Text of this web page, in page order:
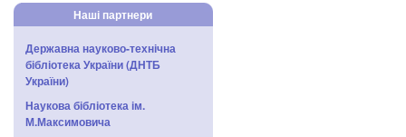
Наші партнери
Державна науково-технічна
бібліотека України (ДНТБ
України)
Наукова бібліотека ім.
М.Максимовича